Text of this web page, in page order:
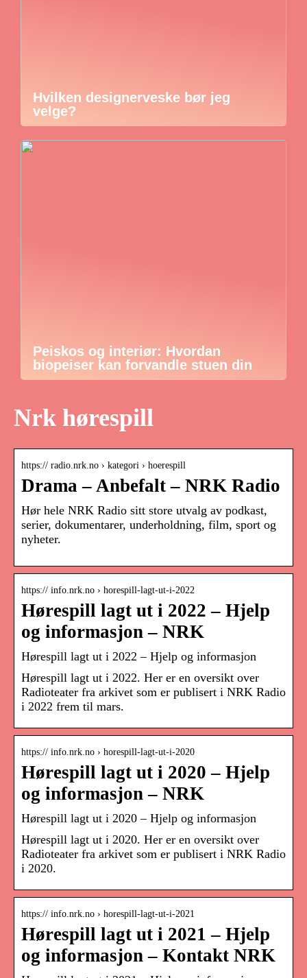
Hvilken designerveske bør jeg
velge?
Peiskos og interiør: Hvordan
biopeiser kan forvandle stuen din
Nrk hørespill
https:// radio.nrk.no › kategori › hoerespill
Drama – Anbefalt – NRK Radio
Hør hele NRK Radio sitt store utvalg av podkast,
serier, dokumentarer, underholdning, film, sport og
nyheter.
https:// info.nrk.no › horespill-lagt-ut-i-2022
Hørespill lagt ut i 2022 – Hjelp
og informasjon – NRK
Hørespill lagt ut i 2022 – Hjelp og informasjon
Hørespill lagt ut i 2022. Her er en oversikt over
Radioteater fra arkivet som er publisert i NRK Radio
i 2022 frem til mars.
https:// info.nrk.no › horespill-lagt-ut-i-2020
Hørespill lagt ut i 2020 – Hjelp
og informasjon – NRK
Hørespill lagt ut i 2020 – Hjelp og informasjon
Hørespill lagt ut i 2020. Her er en oversikt over
Radioteater fra arkivet som er publisert i NRK Radio
i 2020.
https:// info.nrk.no › horespill-lagt-ut-i-2021
Hørespill lagt ut i 2021 – Hjelp
og informasjon – Kontakt NRK